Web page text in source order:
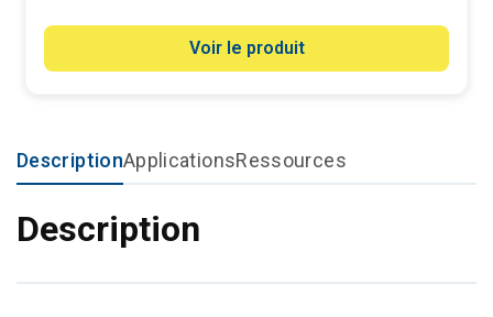
Voir le produit
DescriptionApplicationsRessources
Description